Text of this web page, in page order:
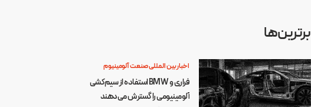
برترین‌ها
اخبار بین المللی صنعت آلومینیوم
فراری و BMW استفاده از سیم‌کشی
آلومینیومی را گسترش می‌دهند